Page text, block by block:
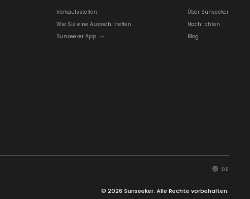
Verkaufsstellen
Wie Sie eine Auswahl treffen
Sunseeker App
Über Sunseeker
Nachrichten
Blog
DE
© 2026 Sunseeker. Alle Rechte vorbehalten.